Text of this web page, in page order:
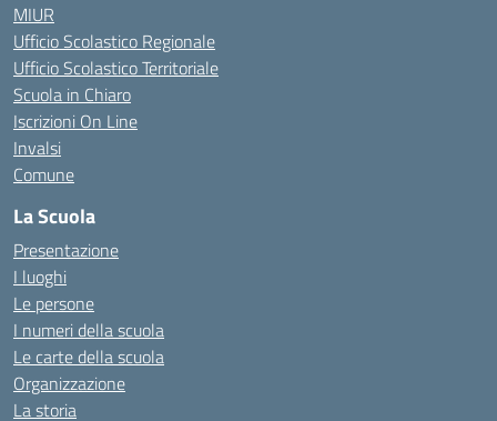
MIUR
Ufficio Scolastico Regionale
Ufficio Scolastico Territoriale
Scuola in Chiaro
Iscrizioni On Line
Invalsi
Comune
La Scuola
Presentazione
I luoghi
Le persone
I numeri della scuola
Le carte della scuola
Organizzazione
La storia